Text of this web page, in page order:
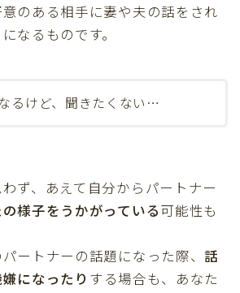
のある相手に妻や夫の話をされ
なるものです。
るけど、聞きたくない…
ず、あえて自分からパートナー
様子をうかがっている可能性も
ートナーの話題になった際、話
になったり する場合も、あなた